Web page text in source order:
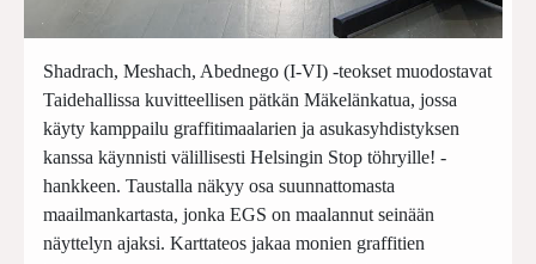
Shadrach, Meshach, Abednego (I-VI) -teokset muodostavat
Taidehallissa kuvitteellisen pätkän Mäkelänkatua, jossa
käyty kamppailu graffitimaalarien ja asukasyhdistyksen
kanssa käynnisti välillisesti Helsingin Stop töhryille! -
hankkeen. Taustalla näkyy osa suunnattomasta
maailmankartasta, jonka EGS on maalannut seinään
näyttelyn ajaksi. Karttateos jakaa monien graffitien